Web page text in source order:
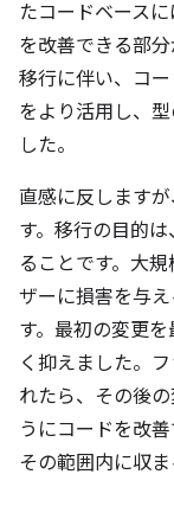
たコードベース
を改善できる部
移行に伴い、コ
をより活用し、
した。
直感に反しますが
す。移行の目的
ることです。大
ザーに損害を与
す。最初の変更
く抑えました。
れたら、その後
うにコードを改善
その範囲内に収ま